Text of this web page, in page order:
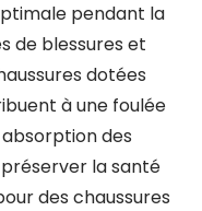
pendant la
de blessures et
dotées
à une foulée
des
la santé
des chaussures